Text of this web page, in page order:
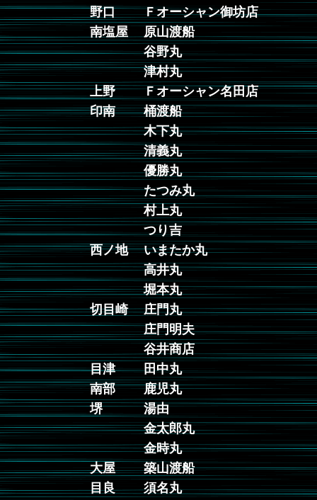
野口
Ｆオーシャン御坊店
南塩屋
原山渡船
谷野丸
津村丸
上野
Ｆオーシャン名田店
印南
桶渡船
木下丸
清義丸
優勝丸
たつみ丸
村上丸
つり吉
西ノ地
いまたか丸
高井丸
堀本丸
切目崎
庄門丸
庄門明夫
谷井商店
目津
田中丸
南部
鹿児丸
堺
湯由
金太郎丸
金時丸
大屋
築山渡船
目良
須名丸